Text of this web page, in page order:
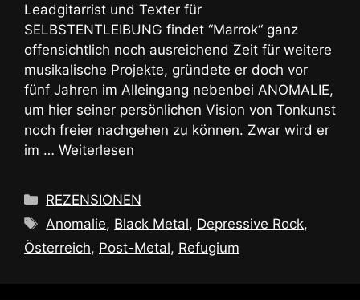
Leadgitarrist und Texter für
SELBSTENTLEIBUNG findet “Marrok“ ganz
offensichtlich noch ausreichend Zeit für weitere
musikalische Projekte, gründete er doch vor
fünf Jahren im Alleingang nebenbei ANOMALIE,
um hier seiner persönlichen Vision von Tonkunst
noch freier nachgehen zu können. Zwar wird er
im … Weiterlesen
Kategorien
REZENSIONEN
Schlagwörter
Anomalie, Black Metal, Depressive Rock,
Österreich, Post-Metal, Refugium